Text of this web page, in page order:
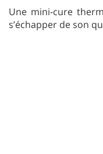
Une mini-cure
s’échapper de son